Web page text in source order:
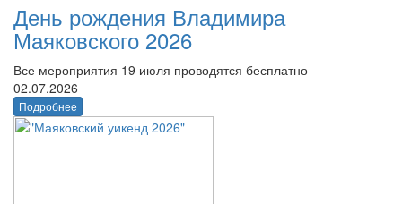
День рождения Владимира
Маяковского 2026
Все мероприятия 19 июля проводятся бесплатно
02.07.2026
Подробнее